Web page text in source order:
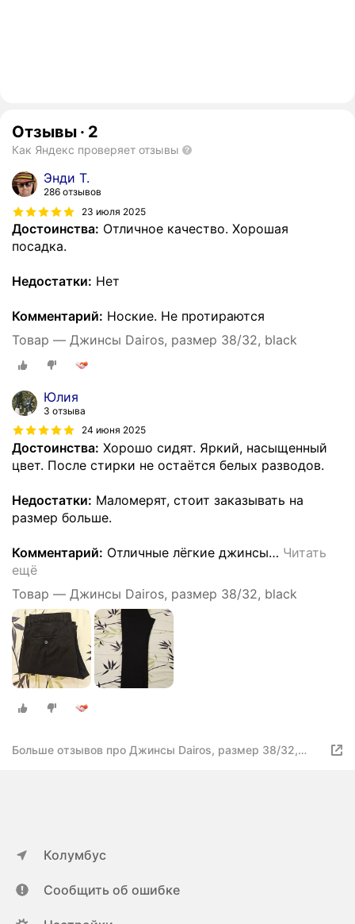
Отзывы · 2
Как Яндекс проверяет отзывы
Энди Т.
286 отзывов
23 июля 2025
Достоинства: Отличное качество. Хорошая
посадка.
Недостатки: Нет
Комментарий: Ноские. Не протираются
Товар — Джинсы Dairos, размер 38/32, black
Юлия
3 отзыва
24 июня 2025
Достоинства: Хорошо сидят. Яркий, насыщенный
цвет. После стирки не остаётся белых разводов.
Недостатки: Маломерят, стоит заказывать на
размер больше.
Комментарий: Отличные лёгкие джинсы… Читать
ещё
Товар — Джинсы Dairos, размер 38/32, black
Больше отзывов про Джинсы Dairos, размер 38/32,
Колумбус
Сообщить об ошибке